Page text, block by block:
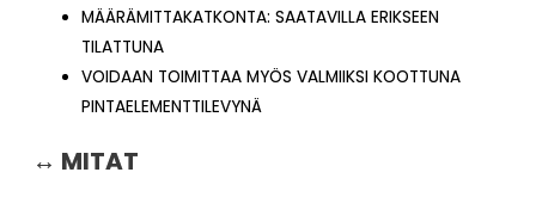
MÄÄRÄMITTAKATKONTA: SAATAVILLA ERIKSEEN
TILATTUNA
VOIDAAN TOIMITTAA MYÖS VALMIIKSI KOOTTUNA
PINTAELEMENTTILEVYNÄ
↔ MITAT